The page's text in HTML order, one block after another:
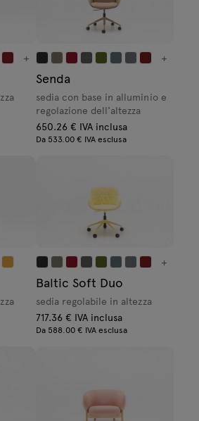
+ +
Senda
sedia con base in alluminio e
regolazione dell'altezza
650.26 € IVA inclusa
Da 533.00 € IVA esclusa
+
Baltic Soft Duo
sedia regolabile in altezza
717.36 € IVA inclusa
Da 588.00 € IVA esclusa